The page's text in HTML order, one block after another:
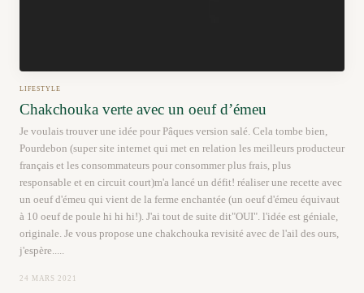
LIFESTYLE
Chakchouka verte avec un oeuf d’émeu
Je voulais trouver une idée pour Pâques version salé. Cela tombe bien,
Pourdebon (super site internet qui met en relation les meilleurs producteur
français et les consommateurs pour consommer plus frais, plus
responsable et en circuit court)m'a lancé un défit! réaliser une recette avec
un oeuf d'émeu qui vient de la ferme enchantée (un oeuf d'émeu équivaut
à 10 oeuf de poule hi hi hi!). J'ai tout de suite dit"OUI". l'idée est géniale,
originale. Je vous propose une chakchouka revisité avec de l'ail des ours,
j'espère.....
24 MARS 2021